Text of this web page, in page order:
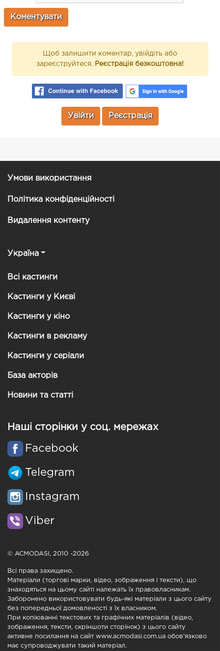
Щоб залишити коментар, увійдіть або
зареєструйтеся. Реєстрація безкоштовна!
Увійти Реєстрація
Умови використання
Політика конфіденційності
Видалення контенту
Україна
Всі кастинги
Кастинги у Києві
Кастинги у кіно
Кастинги в рекламу
Кастинги у серіали
База акторів
Новини та статті
Наші сторінки у соц. мережах
Facebook
Telegram
Instagram
Viber
© ACMODASI, 2010 -2026
Всі права захищено.
Матеріали (торгові марки, відео, зображення і тексти), що
знаходяться на цьому сайті належать їх правовласникам.
Заборонено використовувати будь-які матеріали з цього сайту
без попередньої домовленості з їх власником.
При копіюванні текстових та графічних матеріалів (відео,
зображення, тексти, скріншоти сторінок) з цього сайту
активне посилання на сайт www.acmodasi.com.ua обов'язково
має супроводжувати такий матеріал.